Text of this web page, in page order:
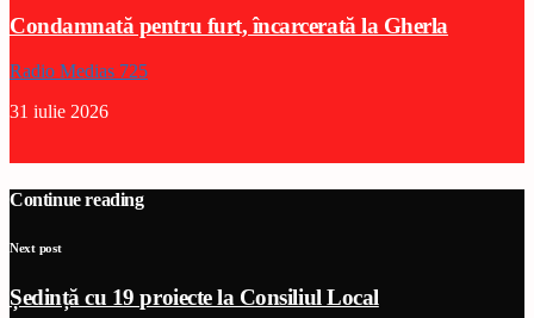
Condamnată pentru furt, încarcerată la Gherla
Radio Medias 725
31 iulie 2026
Continue reading
Next post
Ședință cu 19 proiecte la Consiliul Local